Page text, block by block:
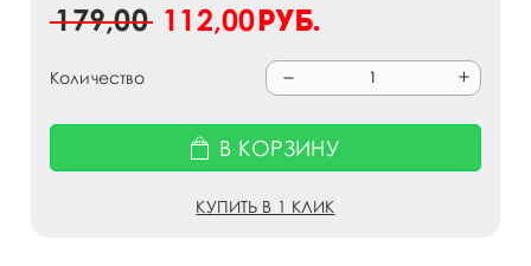
179,00 112,00руб.
Количество
В КОРЗИНУ
КУПИТЬ В 1 КЛИК